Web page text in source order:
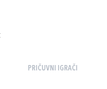
PRIČUVNI IGRAČI